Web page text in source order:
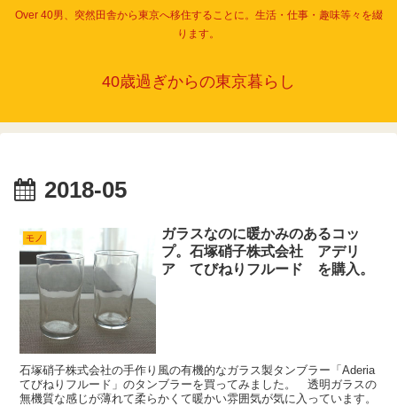
Over 40男、突然田舎から東京へ移住することに。生活・仕事・趣味等々を綴
ります。
40歳過ぎからの東京暮らし
2018-05
モノ
ガラスなのに暖かみのあるコッ
プ。石塚硝子株式会社 アデリ
ア てびねりフルード を購入。
石塚硝子株式会社の手作り風の有機的なガラス製タンブラー「Aderia
てびねりフルード」のタンブラーを買ってみました。 透明ガラスの
無機質な感じが薄れて柔らかくて暖かい雰囲気が気に入っています。